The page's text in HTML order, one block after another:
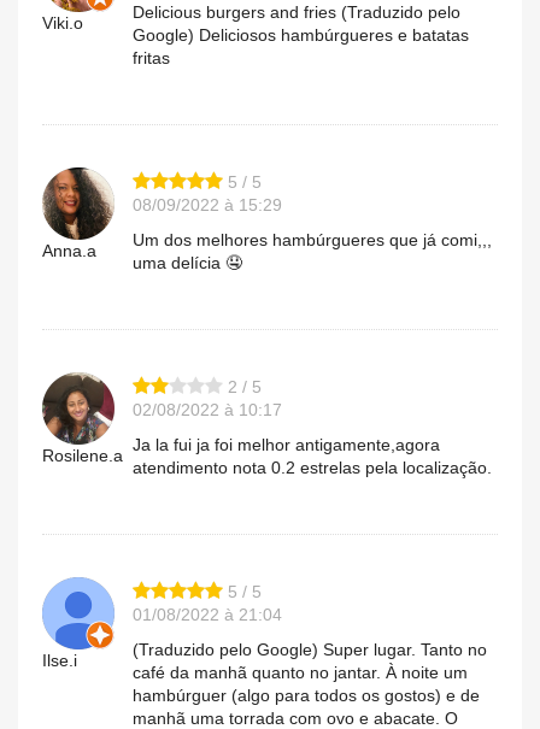
Viki.o
Delicious burgers and fries (Traduzido pelo
Google) Deliciosos hambúrgueres e batatas
fritas
Anna.a
5 / 5
08/09/2022 à 15:29
Um dos melhores hambúrgueres que já comi,,,
uma delícia 🤤
Rosilene.a
2 / 5
02/08/2022 à 10:17
Ja la fui ja foi melhor antigamente,agora
atendimento nota 0.2 estrelas pela localização.
Ilse.i
5 / 5
01/08/2022 à 21:04
(Traduzido pelo Google) Super lugar. Tanto no
café da manhã quanto no jantar. À noite um
hambúrguer (algo para todos os gostos) e de
manhã uma torrada com ovo e abacate. O